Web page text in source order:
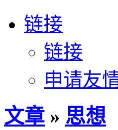
链接
链接
申请友
文章 » 思想